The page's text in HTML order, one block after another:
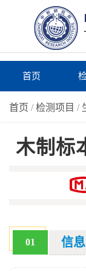
首页
首页 /检测项目 /
木制标
01 信